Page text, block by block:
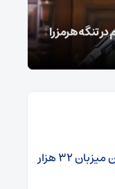
تنگه هرمز را
۲۷۹ پایگاه تابستانی استان سمنان میزبان ۳۲ هزار